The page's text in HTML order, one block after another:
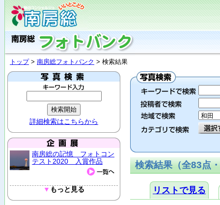
トップ> 南房総フォトバンク > 検索結果
詳細検索はこちらから
南房総の記憶 フォトコン
テスト2020 入賞作品
▼ もっと見る
検索結果（全83点
リストで見る